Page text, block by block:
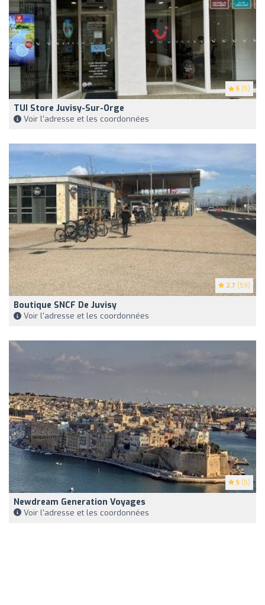
5 (5)
TUI Store Juvisy-Sur-Orge
Voir l'adresse et les coordonnées
2.7 (59)
Boutique SNCF De Juvisy
Voir l'adresse et les coordonnées
5 (5)
Newdream Generation Voyages
Voir l'adresse et les coordonnées